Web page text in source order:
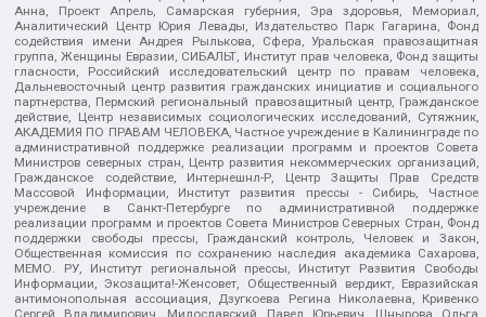
Анна, Проект Апрель, Самарская губерния, Эра здоровья, Мемориал,
Аналитический Центр Юрия Левады, Издательство Парк Гагарина, Фонд
содействия имени Андрея Рылькова, Сфера, Уральская правозащитная
группа, Женщины Евразии, СИБАЛЬТ, Институт прав человека, Фонд защиты
гласности, Российский исследовательский центр по правам человека,
Дальневосточный центр развития гражданских инициатив и социального
партнерства, Пермский региональный правозащитный центр, Гражданское
действие, Центр независимых социологических исследований, Сутяжник,
АКАДЕМИЯ ПО ПРАВАМ ЧЕЛОВЕКА, Частное учреждение в Калининграде по
административной поддержке реализации программ и проектов Совета
Министров северных стран, Центр развития некоммерческих организаций,
Гражданское содействие, Интернешнл-Р, Центр Защиты Прав Средств
Массовой Информации, Институт развития прессы - Сибирь, Частное
учреждение в Санкт-Петербурге по административной поддержке
реализации программ и проектов Совета Министров Северных Стран, Фонд
поддержки свободы прессы, Гражданский контроль, Человек и Закон,
Общественная комиссия по сохранению наследия академика Сахарова,
МЕМО. РУ, Институт региональной прессы, Институт Развития Свободы
Информации, Экозащита!-Женсовет, Общественный вердикт, Евразийская
антимонопольная ассоциация, Дзугкоева Регина Николаевна, Кривенко
Сергей Владимирович, Милославский Павел Юрьевич, Шнырова Ольга